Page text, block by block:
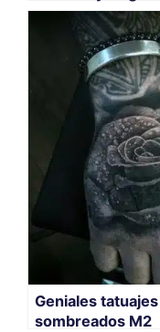
Geniales
sombreados M2